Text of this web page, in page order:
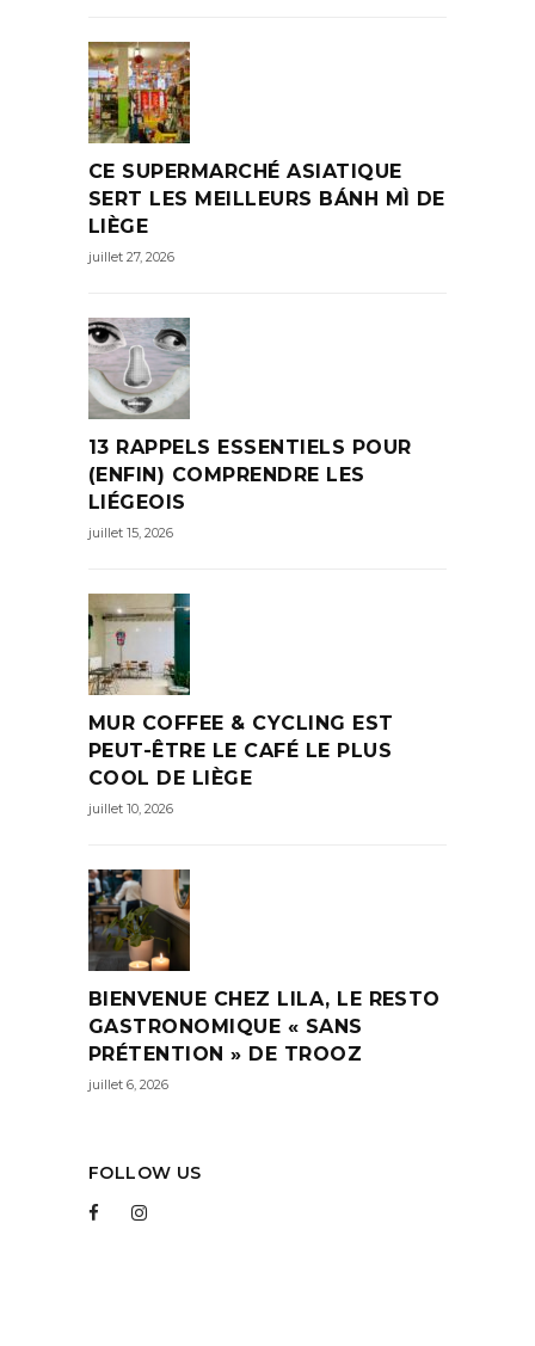
CE SUPERMARCHÉ ASIATIQUE
SERT LES MEILLEURS BÁNH MÌ DE
LIÈGE
juillet 27, 2026
13 RAPPELS ESSENTIELS POUR
(ENFIN) COMPRENDRE LES
LIÉGEOIS
juillet 15, 2026
MUR COFFEE & CYCLING EST
PEUT-ÊTRE LE CAFÉ LE PLUS
COOL DE LIÈGE
juillet 10, 2026
BIENVENUE CHEZ LILA, LE RESTO
GASTRONOMIQUE « SANS
PRÉTENTION » DE TROOZ
juillet 6, 2026
FOLLOW US